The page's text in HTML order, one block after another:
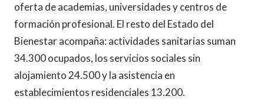
oferta de academias, universidades y centros de
formación profesional. El resto del Estado del
Bienestar acompaña: actividades sanitarias suman
34.300 ocupados, los servicios sociales sin
alojamiento 24.500 y la asistencia en
establecimientos residenciales 13.200.